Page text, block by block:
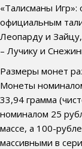
«Талисманы
официальным
Леопарду и
– Лучику и
Размеры монет
Монеты
33,94 грамма
номиналом 25
массе, а 100-
массивными в